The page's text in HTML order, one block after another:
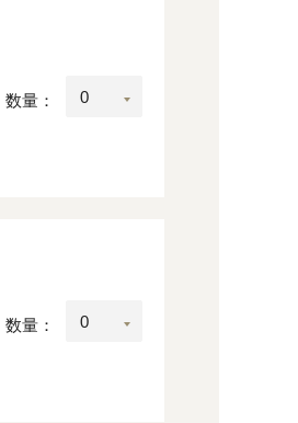
数量：
数量：